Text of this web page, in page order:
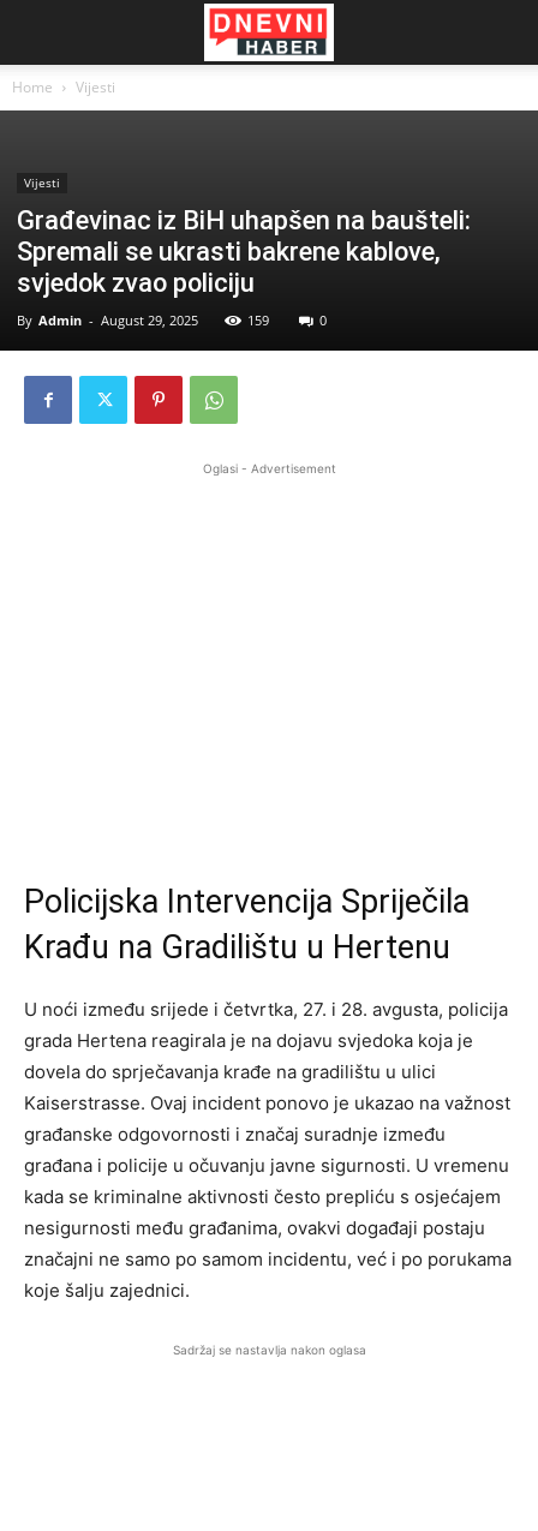
Home Vijesti
Vijesti
Građevinac iz BiH uhapšen na baušteli:
Spremali se ukrasti bakrene kablove,
svjedok zvao policiju
By Admin - August 29, 2025 159 0
Oglasi - Advertisement
Policijska Intervencija Spriječila
Krađu na Gradilištu u Hertenu
U noći između srijede i četvrtka, 27. i 28. avgusta, policija
grada Hertena reagirala je na dojavu svjedoka koja je
dovela do sprječavanja krađe na gradilištu u ulici
Kaiserstrasse. Ovaj incident ponovo je ukazao na važnost
građanske odgovornosti i značaj suradnje između
građana i policije u očuvanju javne sigurnosti. U vremenu
kada se kriminalne aktivnosti često prepliću s osjećajem
nesigurnosti među građanima, ovakvi događaji postaju
značajni ne samo po samom incidentu, već i po porukama
koje šalju zajednici.
Sadržaj se nastavlja nakon oglasa